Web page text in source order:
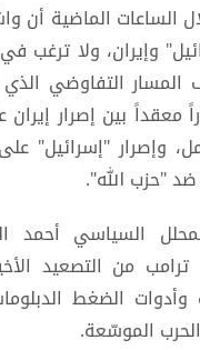
الساعات الماضية أن
وإيران، ولا ترغب
المسار التفاوضي
معقداً بين إصرار
وإصرار "إسرائيل"
"حزب الله".
السياسي أحمد
ترامب من التصعيد
الضغط
الموسّعة.